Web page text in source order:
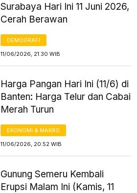
Surabaya Hari Ini 11 Juni 2026,
Cerah Berawan
DEMOGRAFI
11/06/2026, 21:30 WIB
Harga Pangan Hari Ini (11/6) di
Banten: Harga Telur dan Cabai
Merah Turun
EKONOMI & MAKRO
11/06/2026, 20:52 WIB
Gunung Semeru Kembali
Erupsi Malam Ini (Kamis, 11